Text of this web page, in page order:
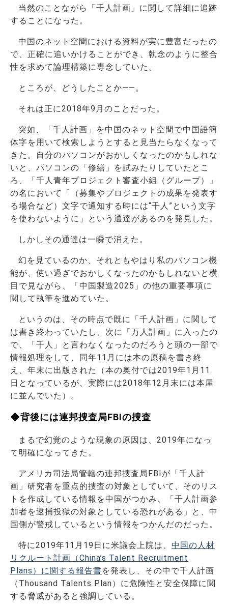
当然のことながら「千人計画」に関して詳細に追跡
することになった。
中国のネット空間における資料が実に豊富だったの
で、正確に追いかけることができ、執念のように整合
性を求めて論理構築に専念していた。
ところが、どうしたことか――。
それは正に2018年9月のことだった。
突如、「千人計画」を中国のネット空間で中国語簡
体字を用いて検索しようとすると見当たらなくなって
きた。自分のパソコンがおかしくなったのかもしれな
いと、パソコンの「修繕」を試みたりしていたとこ
ろ、「千人青年プロジェクト審査小組（グループ）」
の名において「（募集やプロジェクトの成果を発表す
る場合など）文字で通知する時には“千人”という文字
を使わないように」という通達があるのを発見した。
しかしその通達は一瞬で消えた。
幻を見ているのか、それともやはり私のパソコン機
能が、使い過ぎでおかしくなったのかもしれないと横
目で見ながら、「中国製造2025」の他の重要事項に
関して執筆を進めていた。
というのは、その時点で既に「千人計画」に関して
は書き終わっていたし、次に「万人計画」に入ったの
で、「千人」と言わなくなったのだろうと頭の一部で
情報処理をして、同年11月には本の原稿を書き終
え、年末に出版された（本の奥付では2019年1月11
日となっているが、実際には2018年12月末には本屋
に並んでいた）。
◆背後には連邦捜査局FBIの捜査
まるで幻覚のような現象の原因は、2019年になっ
て明確になってきた。
アメリカ司法局管轄の連邦捜査局FBIが「千人計
画」研究者を重点的捜査の対象としていて、そのリス
トを作成している情報を中国がつかみ、「千人計画参
加者を逮捕投獄の対象としている恐れがある」と、中
国側が警戒しているという情報をつかんだのだった。
特に2019年11月19日に米議会上院は、 中国の人材
リクルート計画（China’s Talent Recruitment
Plans）に関する報告書を発表し、その中で千人計画
（Thousand Talents Plan）に危険性と安全保障に関
する脅威があると強調している。